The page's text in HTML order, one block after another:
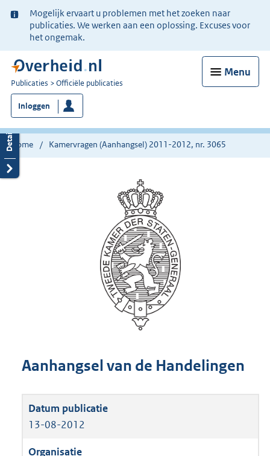
Ter
informatie:
Mogelijk ervaart u problemen met het zoeken naar
publicaties. We werken aan een oplossing. Excuses voor
het ongemak.
Menu
U
bent
nu
hier:
Publicaties Officiële publicaties
Inloggen
Home Kamervragen (Aanhangsel) 2011-2012, nr. 3065
Aanhangsel van de Handelingen
13-08-2012